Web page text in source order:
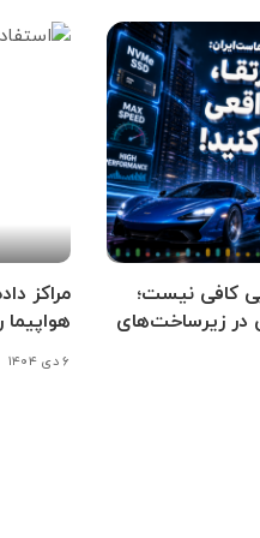
کافی نیست؛
در زیرساخت‌های
مراکز
هواپیما
۶ دی ۱۴۰۴